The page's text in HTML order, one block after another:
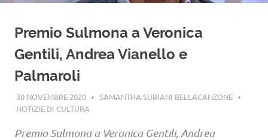
Premio Sulmona a Veronica
Gentili, Andrea Vianello e
Palmaroli
30 NOVEMBRE 2020
SAMANTHA SURIANI BELLACANZONE
NOTIZIE DI CULTURA
Premio Sulmona a Veronica Gentili, Andrea